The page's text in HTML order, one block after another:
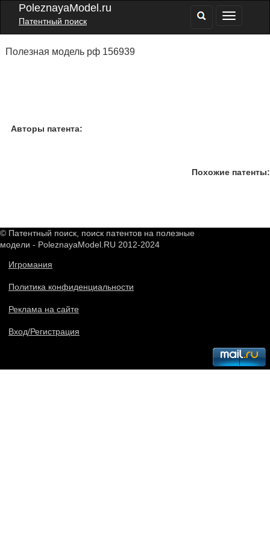
PoleznayaModel.ru
Патентный поиск
Полезная модель рф 156939
Авторы патента:
Похожие патенты:
© Патентный поиск, поиск патентов на полезные
модели - PoleznayaModel.RU 2012-2024
Игромания
Политика конфиденциальности
Реклама на сайте
Вход/Регистрация